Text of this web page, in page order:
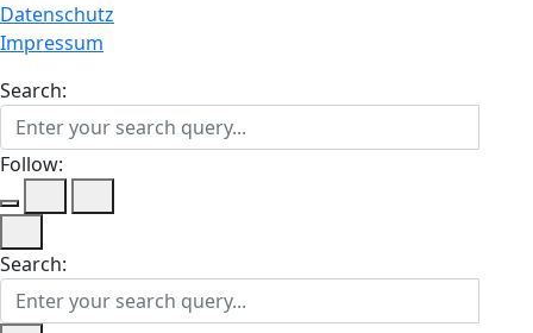
Datenschutz
Impressum
Search:
Follow:
Search: